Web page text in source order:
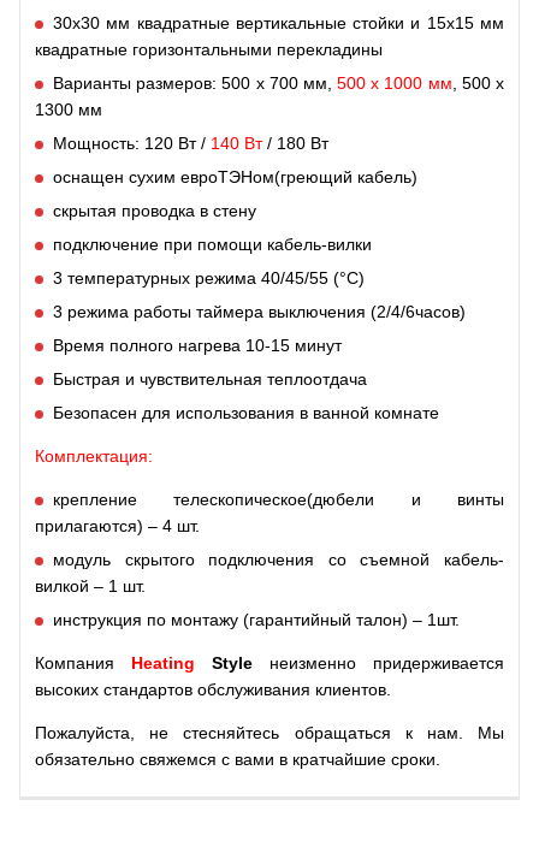
30х30 мм квадратные вертикальные стойки и 15х15 мм
квадратные горизонтальными перекладины
Варианты размеров: 500 x 700 мм,500 x 1000 мм , 500 x
1300 мм
Мощность: 120 Вт / 140 Вт/ 180 Вт
оснащен сухим евроТЭНом(греющий кабель)
скрытая проводка в стену
подключение при помощи кабель-вилки
3 температурных режима 40/45/55 (°C)
3 режима работы таймера выключения (2/4/6часов)
Время полного нагрева 10-15 минут
Быстрая и чувствительная теплоотдача
Безопасен для использования в ванной комнате
Комплектация:
крепление телескопическое(дюбели и винты
прилагаются) – 4 шт.
модуль скрытого подключения со съемной кабель-
вилкой – 1 шт.
инструкция по монтажу (гарантийный талон) – 1шт.
Компания Heating Style неизменно придерживается
высоких стандартов обслуживания клиентов.
Пожалуйста, не стесняйтесь обращаться к нам. Мы
обязательно свяжемся с вами в кратчайшие сроки.